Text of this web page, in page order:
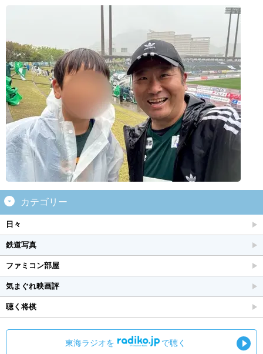
カテゴリー
日々
鉄道写真
ファミコン部屋
気まぐれ映画評
聴く将棋
東海ラジオを で聴く